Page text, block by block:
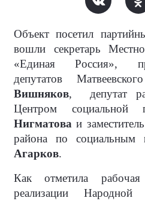
Объект посетил
вошли секретарь
«Единая Россия»,
депутатов
Вишняков,
депутат
Центром социальной
Нигматова и
района по социальным
Агарков.
Как отметила
реализации